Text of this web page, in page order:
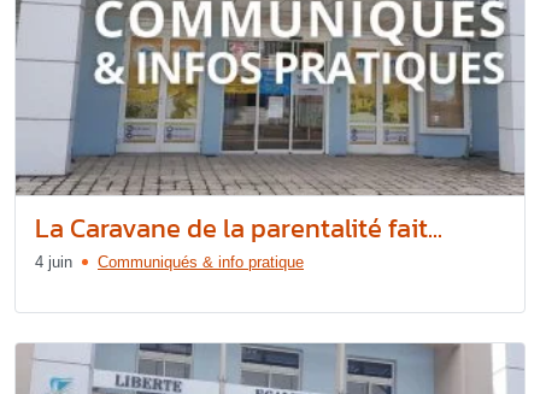
La Caravane de la parentalité fait...
4 juin Communiqués & info pratique